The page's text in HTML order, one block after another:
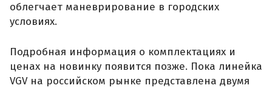
облегчает маневрирование в городских
условиях.
Подробная информация о комплектациях и
ценах на новинку появится позже. Пока линейка
VGV на российском рынке представлена двумя